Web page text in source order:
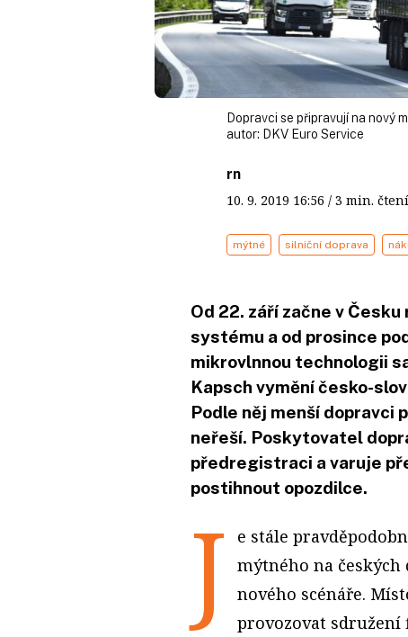
Dopravci se připravují na nový
autor: DKV Euro Service
rn
10. 9. 2019 16:56 / 3 min.
mýtné silniční doprava
Od 22. září začne v
systému a od prosince
mikrovlnnou technologii
Kapsch vymění česko-
Podle něj menší dopravci
neřeší. Poskytovatel
předregistraci a varuje
postihnout opozdilce.
J
e stále
mýtného na
nového scénáře.
provozovat sdružení